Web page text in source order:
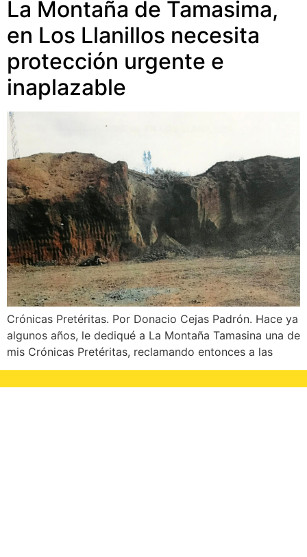
La Montaña de Tamasima,
en Los Llanillos necesita
protección urgente e
inaplazable
Crónicas Pretéritas. Por Donacio Cejas Padrón. Hace ya
algunos años, le dediqué a La Montaña Tamasina una de
mis Crónicas Pretéritas, reclamando entonces a las